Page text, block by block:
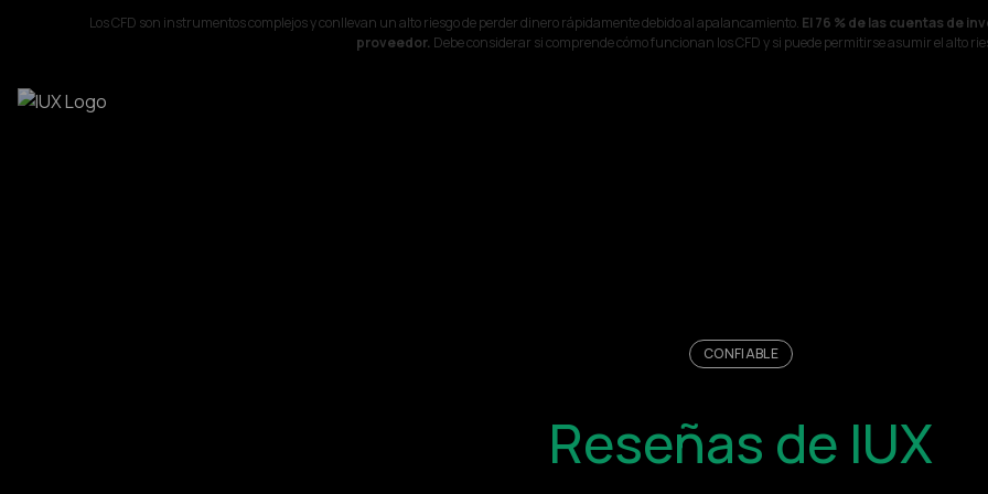
Los CFD son instrumentos complejos y conllevan un alto riesgo de perder dinero rápidamente debido al apalancamiento. El 76 % de las cuentas de
proveedor. Debe considerar si comprende cómo funcionan los CFD y si puede permitirse asumir el alto
CONFIABLE
Reseñas de IUX